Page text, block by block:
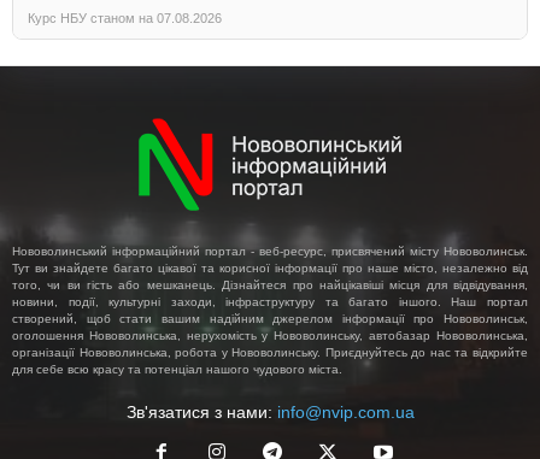
Курс НБУ станом на 07.08.2026
Нововолинський інформаційний портал - веб-ресурс, присвячений місту Нововолинськ.
Тут ви знайдете багато цікавої та корисної інформації про наше місто, незалежно від
того, чи ви гість або мешканець. Дізнайтеся про найцікавіші місця для відвідування,
новини, події, культурні заходи, інфраструктуру та багато іншого. Наш портал
створений, щоб стати вашим надійним джерелом інформації про Нововолинськ,
оголошення Нововолинська, нерухомість у Нововолинську, автобазар Нововолинська,
організації Нововолинська, робота у Нововолинську. Приєднуйтесь до нас та відкрийте
для себе всю красу та потенціал нашого чудового міста.
Зв'язатися з нами: info@nvip.com.ua